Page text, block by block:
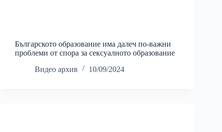
Българското образование има далеч по-важни
проблеми от спора за сексуалното образование
Видео архив
10/09/2024